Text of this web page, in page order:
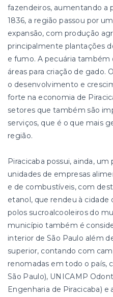
fazendeiros, aumentando a
1836, a região passou por
expansão, com produção
principalmente plantações
e fumo. A pecuária também
áreas para criação de gado.
o desenvolvimento e
forte na economia de
setores que também são
serviços, que é o que mais
região.
Piracicaba possui, ainda,
unidades de empresas
e de combustíveis, com
etanol, que rendeu à
polos sucroalcooleiros do
município também é
interior de São Paulo além
superior, contando com
renomadas em todo o país,
São Paulo), UNICAMP
Engenharia de Piracicaba)